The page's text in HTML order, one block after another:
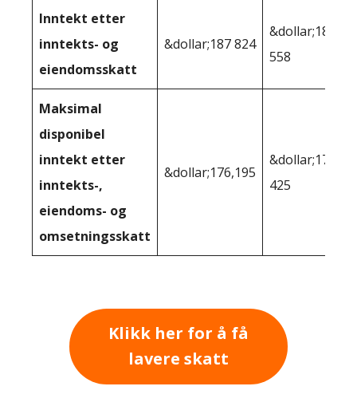
Inntekt etter
inntekts- og
eiendomsskatt
&dollar;187 824
&dollar;189
558
Maksimal
disponibel
inntekt etter
inntekts-,
eiendoms- og
omsetningsskatt
&dollar;176,195
&dollar;178
425
Klikk her for å få
lavere skatt